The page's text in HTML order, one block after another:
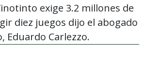
exige 3.2 millones de
diez juegos dijo el abogado
Eduardo Carlezzo.